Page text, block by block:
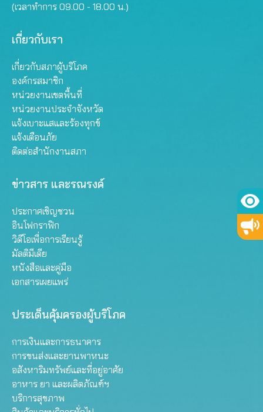
(เวลาทำการ 09.00 - 18.00 น.)
เกี่ยวกับเรา
เกี่ยวกับสภาผู้บริโภค
องค์กรสมาชิก
หน่วยงานเขตพื้นที่
หน่วยงานประจำจังหวัด
แจ้งเบาะแสและร้องทุกข์
แจ้งเตือนภัย
ติดต่อสำนักงานสภา
ข่าวสาร และรณรงค์
ประกาศเชิญชวน
อินโฟกราฟิก
วิดีโอเพื่อการเรียนรู้
มัลติมีเดีย
หนังสือและคู่มือ
เอกสารเผยแพร่
ประเด็นคุ้มครองผู้บริโภค
การเงินและการธนาคาร
การขนส่งและยานพาหนะ
อสังหาริมทรัพย์และที่อยู่อาศัย
อาหาร ยา และผลิตภัณฑ์ฯ
บริการสุขภาพ